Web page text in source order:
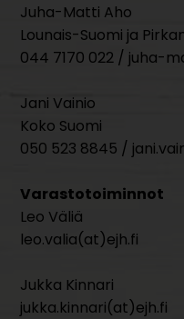
Juha-Matti Aho
Lounais-Suomi ja
044 7170 022 / juha-
Jani Vainio
Koko Suomi
050 523 8845 /
Varastotoiminnot
Leo Väliä
leo.valia(at)ejh.fi
Jukka Kinnari
jukka.kinnari(at)ejh.fi